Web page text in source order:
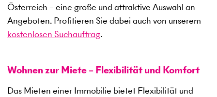
Österreich – eine große und attraktive Auswahl an
Angeboten. Profitieren Sie dabei auch von unserem
kostenlosen Suchauftrag.
Wohnen zur Miete – Flexibilität und Komfort
Das Mieten einer Immobilie bietet Flexibilität und